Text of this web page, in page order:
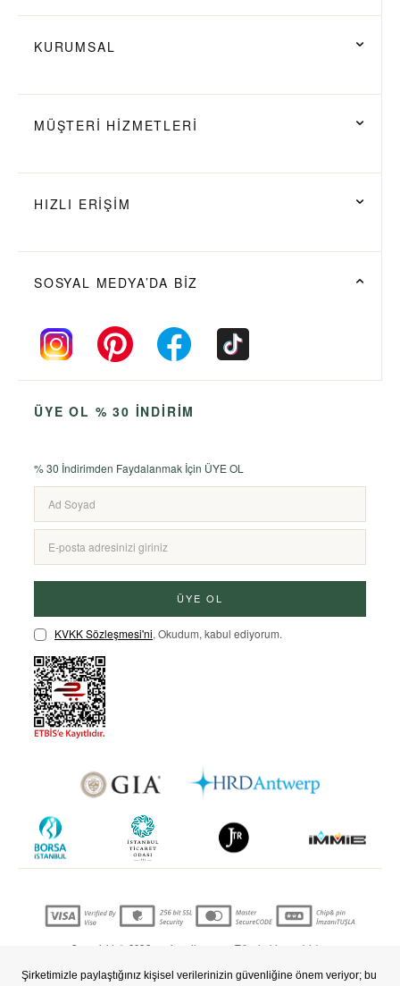
KURUMSAL
MÜŞTERİ HİZMETLERİ
HIZLI ERİŞİM
SOSYAL MEDYA’DA BİZ
ÜYE OL % 30 İNDİRİM
% 30 İndirimden Faydalanmak İçin ÜYE OL
ÜYE OL
KVKK Sözleşmesi'ni, Okudum, kabul ediyorum.
Copyright © 2022 nevjewellery.com Tüm hakları saklıdır..
T-SoftE-TicaretSistemleriyle Hazırlanmıştır.